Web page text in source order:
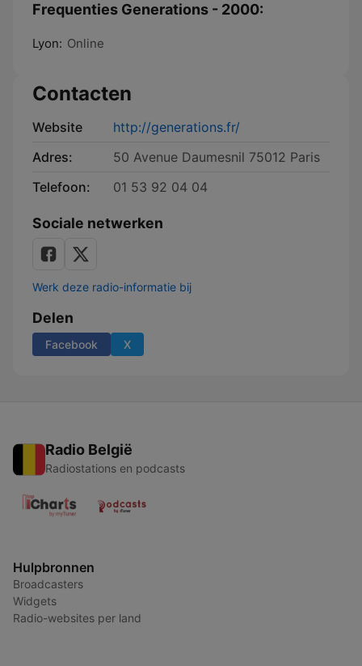
Frequenties Generations - 2000:
Lyon: Online
Contacten
Website
http://generations.fr/
Adres:
50 Avenue Daumesnil 75012 Paris
Telefoon:
01 53 92 04 04
Sociale netwerken
Werk deze radio-informatie bij
Delen
Facebook X
Radio België
Radiostations en podcasts
Hulpbronnen
Broadcasters
Widgets
Radio-websites per land